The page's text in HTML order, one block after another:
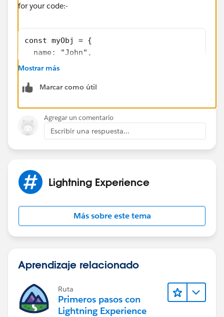
for your code:-
const myObj = {
name: "John",
age: 30,
{name:"Ford", models:["Fiesta", "Focus",
]
}
/////////////////////////////
x += "<h1>" + myObj.cars[i].name + "</
for (let j in myObj.cars[i].models) {
x += myObj.cars[i].models[j];
}
helps you.
Mukesh
Mostrar más
Marcar como útil
Agregar un comentario
Escribir una respuesta...
Lightning Experience
Más sobre este tema
Aprendizaje relacionado
Ruta
Primeros pasos con
Lightning Experience